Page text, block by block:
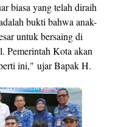
biasa yang telah diraih
bukti bahwa anak-
untuk bersaing di
Pemerintah Kota akan
ini," ujar Bapak H.